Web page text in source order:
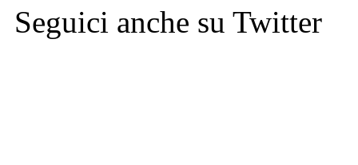
Seguici anche su Twitter